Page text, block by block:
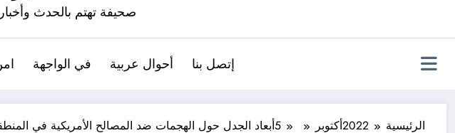
صحيفة تهتم بالحدث
إتصل بنا أحوال عربية في الواجهة
الرئيسية 2022أكتوبر 5أبعاد الجدل حول الهجمات ضد المصالح الأمريكية في